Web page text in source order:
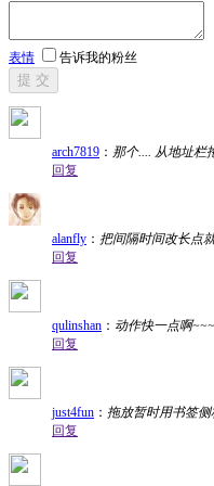
表情 告诉我的粉丝
提 交
arch7819 ： 那个.... 从地址栏
回复
alanfly ： 把间隔时间改长点
回复
qulinshan ： 动作快一点啊
回复
just4fun ： 拖放暂时用书签侧
回复